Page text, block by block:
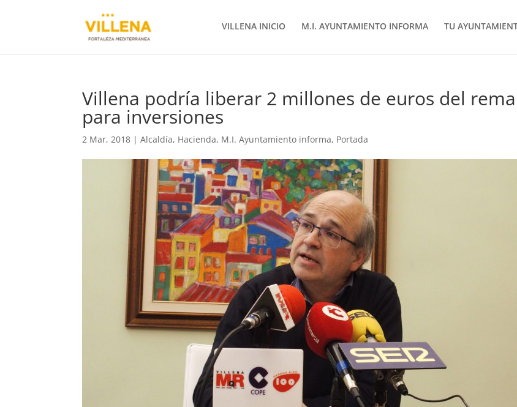
VILLENA INICIO M.I. AYUNTAMIENTO INFORMA TU
Villena podría liberar 2 millones de euros del
para inversiones
2 Mar, 2018 |Alcaldía, Hacienda, M.I. Ayuntamiento informa, Portada